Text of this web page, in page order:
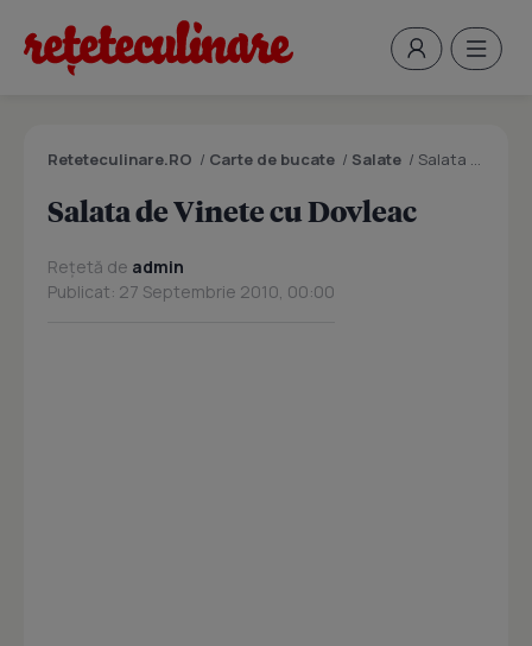
Reteteculinare.RO / Carte de bucate / Salate / Salata de Vinete cu Dovleac
Salata de Vinete cu Dovleac
Rețetă de admin
Publicat: 27 Septembrie 2010, 00:00